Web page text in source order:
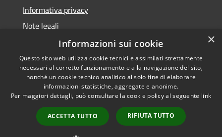
Informativa privacy
Note legali
Dichiarazione di accessibilità
RSS
Accessibilità
Copyright © 2026 • Comune di
Municipium•
Accesso
redazione
×
Informazioni sui cookie
Questo sito web utilizza cookie tecnici e assimilati strettamente
necessari al corretto funzionamento e alla navigazione del sito,
nonché un cookie tecnico analitico al solo fine di elaborare
informazioni statistiche, aggregate e anonime.
Per maggiori dettagli, può consultare la cookie policy al seguente link
ACCETTA TUTTO RIFIUTA TUTTO